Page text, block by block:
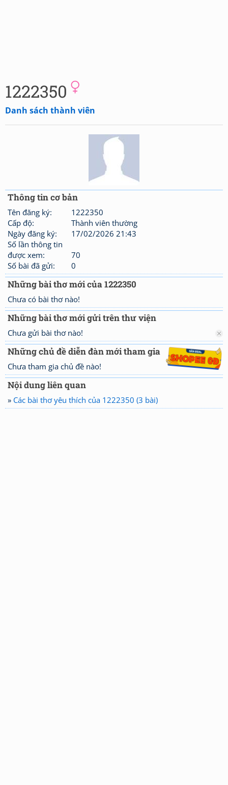
1222350
Danh sách thành viên
Thông tin cơ bản
Tên đăng ký:
1222350
Cấp độ:
Thành viên thường
Ngày đăng ký:
17/02/2026 21:43
Số lần thông tin
được xem:
70
Số bài đã gửi:
0
Những bài thơ mới của 1222350
Chưa có bài thơ nào!
Những bài thơ mới gửi trên thư viện
Chưa gửi bài thơ nào!
Những chủ đề diễn đàn mới tham gia
Chưa tham gia chủ đề nào!
Nội dung liên quan
» Các bài thơ yêu thích của 1222350 (3 bài)